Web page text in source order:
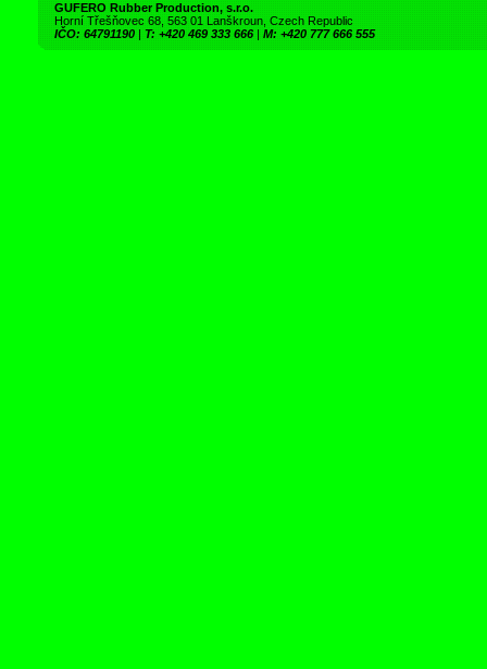
GUFERO Rubber Production, s.r.o.
Horní Třešňovec 68, 563 01 Lanškroun, Czech Republic
IČO: 64791190 | T: +420 469 333 666 | M: +420 777 666 555